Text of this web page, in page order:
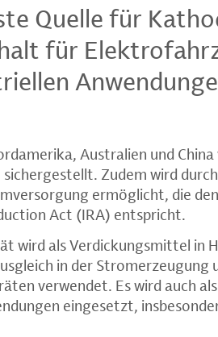
Quelle für
für
Australien und China
Zudem wird
ermöglicht, die den
Act (IRA) entspricht.
wird als Verdickungsmittel in
in der Stromerzeugung
verwendet. Es wird auch als
eingesetzt,